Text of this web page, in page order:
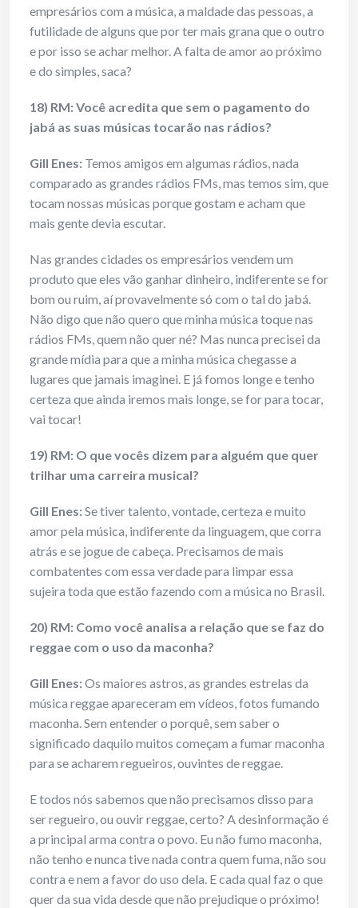
empresários com a música, a maldade das pessoas, a
futilidade de alguns que por ter mais grana que o outro
e por isso se achar melhor. A falta de amor ao próximo
e do simples, saca?
18) RM: Você acredita que sem o pagamento do
jabá as suas músicas tocarão nas rádios?
Gill Enes: Temos amigos em algumas rádios, nada
comparado as grandes rádios FMs, mas temos sim, que
tocam nossas músicas porque gostam e acham que
mais gente devia escutar.
Nas grandes cidades os empresários vendem um
produto que eles vão ganhar dinheiro, indiferente se for
bom ou ruim, aí provavelmente só com o tal do jabá.
Não digo que não quero que minha música toque nas
rádios FMs, quem não quer né? Mas nunca precisei da
grande mídia para que a minha música chegasse a
lugares que jamais imaginei. E já fomos longe e tenho
certeza que ainda iremos mais longe, se for para tocar,
vai tocar!
19) RM: O que vocês dizem para alguém que quer
trilhar uma carreira musical?
Gill Enes:Se tiver talento, vontade, certeza e muito
amor pela música, indiferente da linguagem, que corra
atrás e se jogue de cabeça. Precisamos de mais
combatentes com essa verdade para limpar essa
sujeira toda que estão fazendo com a música no Brasil.
20) RM: Como você analisa a relação que se faz do
reggae com o uso da maconha?
Gill Enes:Os maiores astros, as grandes estrelas da
música reggae apareceram em vídeos, fotos fumando
maconha. Sem entender o porquê, sem saber o
significado daquilo muitos começam a fumar maconha
para se acharem regueiros, ouvintes de reggae.
E todos nós sabemos que não precisamos disso para
ser regueiro, ou ouvir reggae, certo? A desinformação é
a principal arma contra o povo. Eu não fumo maconha,
não tenho e nunca tive nada contra quem fuma, não sou
contra e nem a favor do uso dela. E cada qual faz o que
quer da sua vida desde que não prejudique o próximo!